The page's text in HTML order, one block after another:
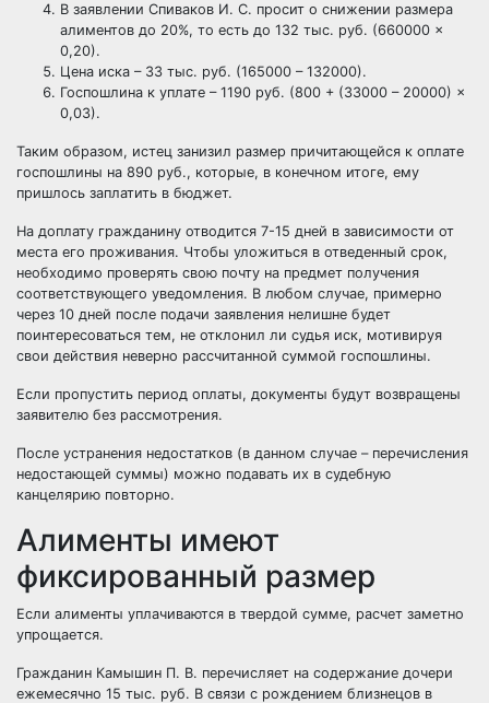
В заявлении Спиваков И. С. просит о снижении размера
алиментов до 20%, то есть до 132 тыс. руб. (660000 ×
0,20).
Цена иска – 33 тыс. руб. (165000 – 132000).
Госпошлина к уплате – 1190 руб. (800 + (33000 – 20000) ×
0,03).
Таким образом, истец занизил размер причитающейся к оплате
госпошлины на 890 руб., которые, в конечном итоге, ему
пришлось заплатить в бюджет.
На доплату гражданину отводится 7-15 дней в зависимости от
места его проживания. Чтобы уложиться в отведенный срок,
необходимо проверять свою почту на предмет получения
соответствующего уведомления. В любом случае, примерно
через 10 дней после подачи заявления нелишне будет
поинтересоваться тем, не отклонил ли судья иск, мотивируя
свои действия неверно рассчитанной суммой госпошлины.
Если пропустить период оплаты, документы будут возвращены
заявителю без рассмотрения.
После устранения недостатков (в данном случае – перечисления
недостающей суммы) можно подавать их в судебную
канцелярию повторно.
Алименты имеют
фиксированный размер
Если алименты уплачиваются в твердой сумме, расчет заметно
упрощается.
Гражданин Камышин П. В. перечисляет на содержание дочери
ежемесячно 15 тыс. руб. В связи с рождением близнецов в